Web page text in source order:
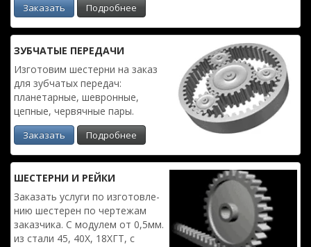
Заказать Подробнее
ЗУБЧАТЫЕ ПЕРЕДАЧИ
Изготовим шестерни на заказ
для зубчатых передач:
планетарные, шевронные,
цепные, червячные пары.
Заказать Подробнее
ШЕСТЕРНИ И РЕЙКИ
Заказать услуги по изготовле­
нию шестерен по чертежам
заказчика. С модулем от 0,5мм.
из стали 45, 40Х, 18ХГТ, с